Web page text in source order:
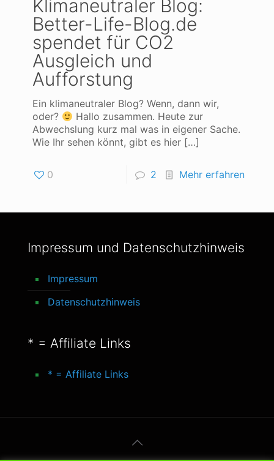
Klimaneutraler Blog:
Better-Life-Blog.de
spendet für CO2
Ausgleich und
Aufforstung
Ein klimaneutraler Blog? Wenn, dann wir,
oder?
Hallo zusammen. Heute zur
Abwechslung kurz mal was in eigener Sache.
Wie Ihr sehen könnt, gibt es hier […]
0 2 Mehr erfahren
Impressum und Datenschutzhinweis
Impressum
Datenschutzhinweis
* = Affiliate Links
* = Affiliate Links